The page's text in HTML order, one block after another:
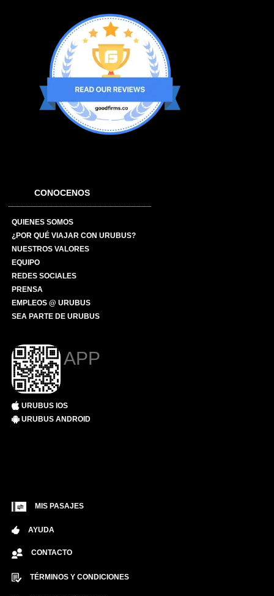
CONOCENOS
QUIENES SOMOS
¿POR QUÉ VIAJAR CON URUBUS?
NUESTROS VALORES
EQUIPO
REDES SOCIALES
PRENSA
EMPLEOS @ URUBUS
SEA PARTE DE URUBUS
APP
URUBUS IOS
URUBUS ANDROID
MIS PASAJES
AYUDA
CONTACTO
TÉRMINOS Y CONDICIONES